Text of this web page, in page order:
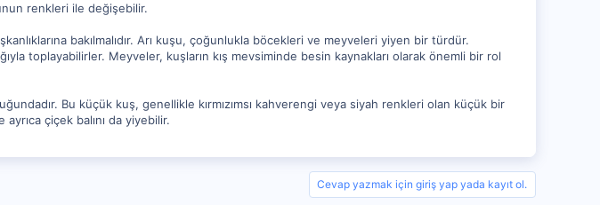
renkleri ile değişebilir.
bakılmalıdır. Arı kuşu, çoğunlukla böcekleri ve meyveleri yiyen bir türdür.
toplayabilirler. Meyveler, kuşların kış mevsiminde besin kaynakları olarak önemli bir rol
Bu küçük kuş, genellikle kırmızımsı kahverengi veya siyah renkleri olan küçük bir
çiçek balını da yiyebilir.
Cevap yazmak için giriş yap yada kayıt ol.